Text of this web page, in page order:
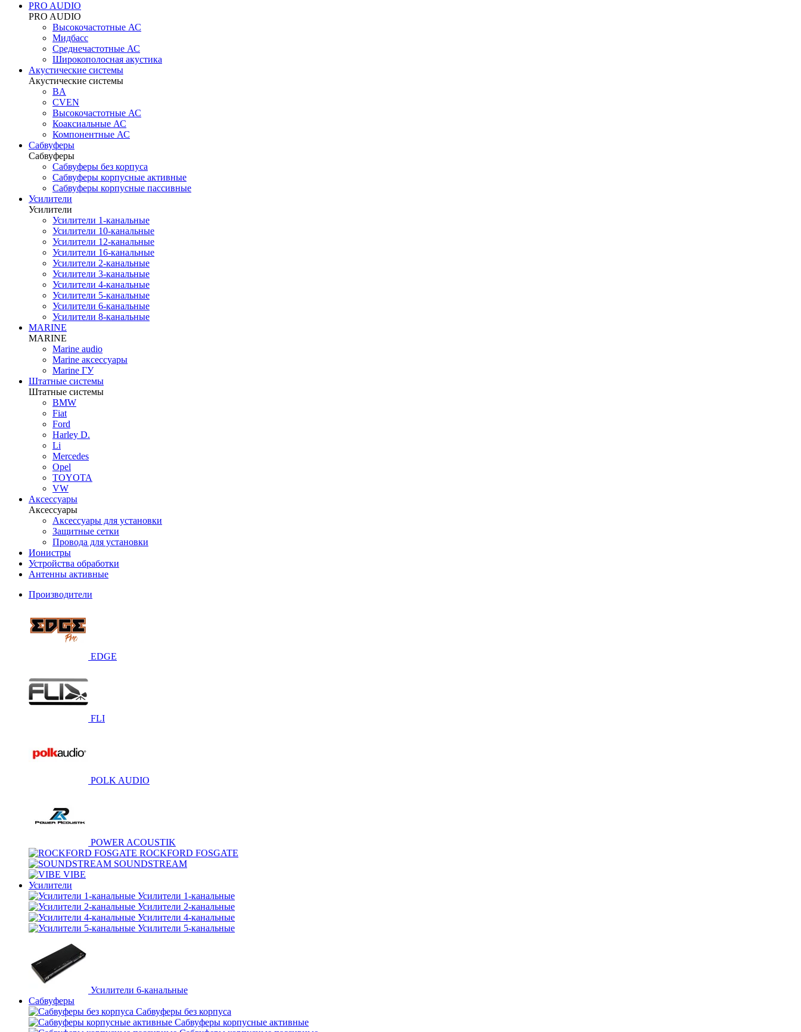
PRO AUDIO
PRO AUDIO
Высокочастотные АС
Мидбасс
Среднечастотные АС
Широкополосная акустика
Акустические системы
Акустические системы
BA
CVEN
Высокочастотные АС
Коаксиальные АС
Компонентные АС
Сабвуферы
Сабвуферы
Сабвуферы без корпуса
Сабвуферы корпусные активные
Сабвуферы корпусные пассивные
Усилители
Усилители
Усилители 1-канальные
Усилители 10-канальные
Усилители 12-канальные
Усилители 16-канальные
Усилители 2-канальные
Усилители 3-канальные
Усилители 4-канальные
Усилители 5-канальные
Усилители 6-канальные
Усилители 8-канальные
MARINE
MARINE
Marine audio
Marine аксессуары
Marine ГУ
Штатные системы
Штатные системы
BMW
Fiat
Ford
Harley D.
Li
Mercedes
Opel
TOYOTA
VW
Аксессуары
Аксессуары
Аксессуары для установки
Защитные сетки
Провода для установки
Ионистры
Устройства обработки
Антенны активные
Производители
EDGE
FLI
POLK AUDIO
POWER ACOUSTIK
ROCKFORD FOSGATE
SOUNDSTREAM
VIBE
Усилители
Усилители 1-канальные
Усилители 2-канальные
Усилители 4-канальные
Усилители 5-канальные
Усилители 6-канальные
Сабвуферы
Сабвуферы без корпуса
Сабвуферы корпусные активные